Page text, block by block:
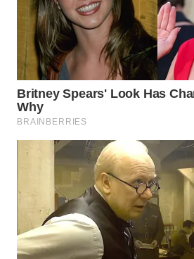
Bar Vesúvio
Fundado por imigrantes italianos
Vesúvioé um dos
cidade. Imortalizado na obra de
“Gabriela, Cravo e Canela”, o
sua estética do século 20 e por
personagem Nacib se